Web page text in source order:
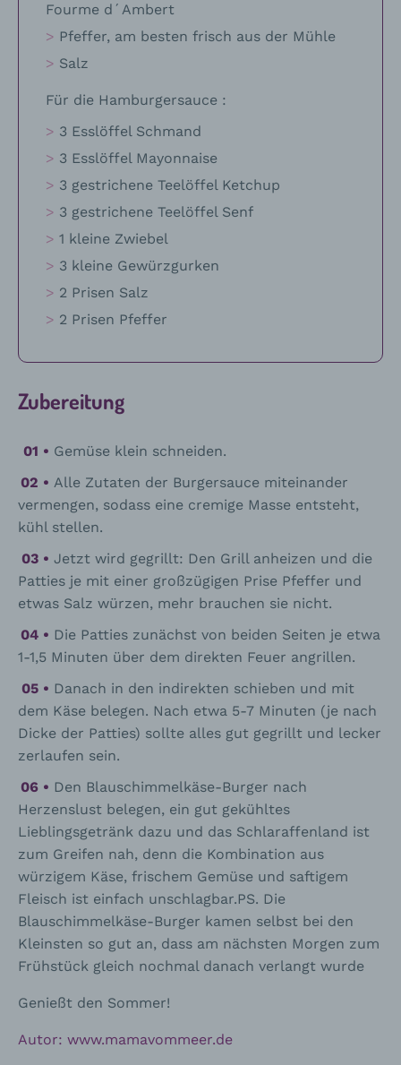
Fourme d´Ambert
Pfeffer, am besten frisch aus der Mühle
Salz
Für die Hamburgersauce :
3 Esslöffel Schmand
3 Esslöffel Mayonnaise
3 gestrichene Teelöffel Ketchup
3 gestrichene Teelöffel Senf
1 kleine Zwiebel
3 kleine Gewürzgurken
2 Prisen Salz
2 Prisen Pfeffer
Zubereitung
Gemüse klein schneiden.
Alle Zutaten der Burgersauce miteinander
vermengen, sodass eine cremige Masse entsteht,
kühl stellen.
Jetzt wird gegrillt: Den Grill anheizen und die
Patties je mit einer großzügigen Prise Pfeffer und
etwas Salz würzen, mehr brauchen sie nicht.
Die Patties zunächst von beiden Seiten je etwa
1-1,5 Minuten über dem direkten Feuer angrillen.
Danach in den indirekten schieben und mit
dem Käse belegen. Nach etwa 5-7 Minuten (je nach
Dicke der Patties) sollte alles gut gegrillt und lecker
zerlaufen sein.
Den Blauschimmelkäse-Burger nach
Herzenslust belegen, ein gut gekühltes
Lieblingsgetränk dazu und das Schlaraffenland ist
zum Greifen nah, denn die Kombination aus
würzigem Käse, frischem Gemüse und saftigem
Fleisch ist einfach unschlagbar.PS. Die
Blauschimmelkäse-Burger kamen selbst bei den
Kleinsten so gut an, dass am nächsten Morgen zum
Frühstück gleich nochmal danach verlangt wurde
Genießt den Sommer!
Autor: www.mamavommeer.de